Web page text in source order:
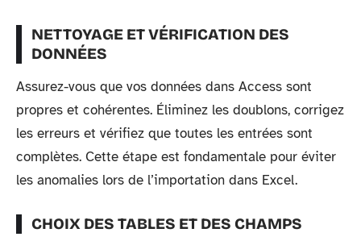
NETTOYAGE ET VÉRIFICATION DES
DONNÉES
Assurez-vous que vos données dans Access sont
propres et cohérentes. Éliminez les doublons, corrigez
les erreurs et vérifiez que toutes les entrées sont
complètes. Cette étape est fondamentale pour éviter
les anomalies lors de l’importation dans Excel.
CHOIX DES TABLES ET DES CHAMPS